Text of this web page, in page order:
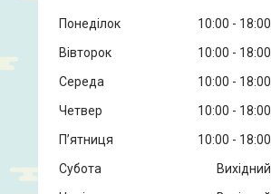
Понеділок 10:00
18:00
Вівторок
10:00
18:00
Середа
10:00
18:00
Четвер
10:00
18:00
Пʼятниця
10:00
18:00
Субота
Вихідний